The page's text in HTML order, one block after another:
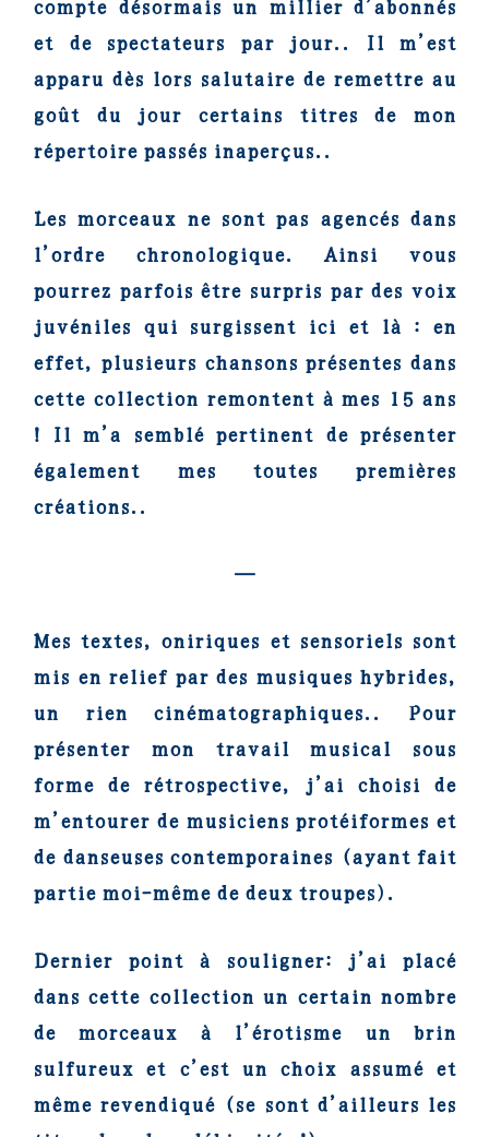
et de spectateurs par jour.. Il m’est
apparu dès lors salutaire de remettre au
goût du jour certains titres de mon
répertoire passés inaperçus..
Les morceaux ne sont pas agencés dans
l’ordre chronologique. Ainsi vous
pourrez parfois être surpris par des voix
juvéniles qui surgissent ici et là : en
effet, plusieurs chansons présentes dans
cette collection remontent à mes 15 ans
! Il m’a semblé pertinent de présenter
également mes toutes premières
créations..
—
Mes textes, oniriques et sensoriels sont
mis en relief par des musiques hybrides,
un rien cinématographiques.. Pour
présenter mon travail musical sous
forme de rétrospective, j’ai choisi de
m’entourer de musiciens protéiformes et
de danseuses contemporaines (ayant fait
partie moi-même de deux troupes).
Dernier point à souligner: j’ai placé
dans cette collection un certain nombre
de morceaux à l’érotisme un brin
sulfureux et c’est un choix assumé et
même revendiqué (se sont d’ailleurs les